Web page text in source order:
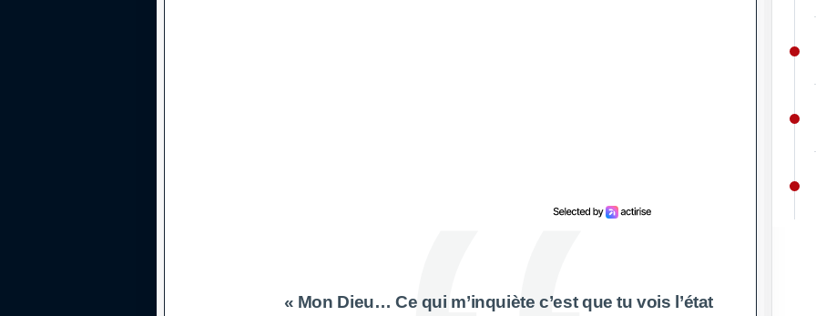
« Mon Dieu… Ce qui m’inquiète c’est que tu vois l’état